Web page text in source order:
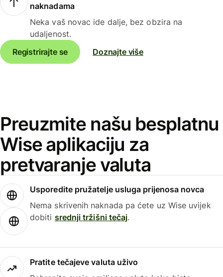
naknadama
Neka vaš novac ide dalje, bez obzira na
udaljenost.
Registrirajte se
Doznajte više
Preuzmite našu besplatnu
Wise aplikaciju za
pretvaranje valuta
Usporedite pružatelje usluga prijenosa novca
Nema skrivenih naknada pa ćete uz Wise uvijek
dobiti srednji tržišni tečaj.
Pratite tečajeve valuta uživo